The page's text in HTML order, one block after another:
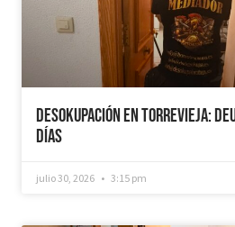
Desokupación en Torrevieja:
días
julio 30, 2026 3:15 pm